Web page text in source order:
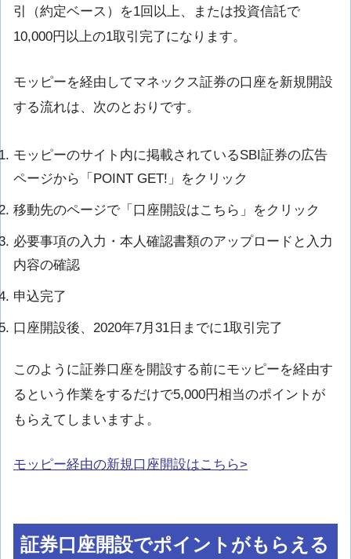
引（約定ベース）を1回以上、または投資信託で
10,000円以上の1取引完了になります。
モッピーを経由してマネックス証券の口座を新規開設
する流れは、次のとおりです。
モッピーのサイト内に掲載されているSBI証券の広告
ページから「POINT GET!」をクリック
移動先のページで「口座開設はこちら」をクリック
必要事項の入力・本人確認書類のアップロードと入力
内容の確認
申込完了
口座開設後、2020年7月31日までに1取引完了
このように証券口座を開設する前にモッピーを経由す
るという作業をするだけで5,000円相当のポイントが
もらえてしまいますよ。
モッピー経由の新規口座開設はこちら>
証券口座開設でポイントがもらえる